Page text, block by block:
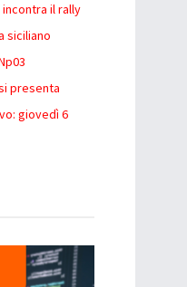
incontra il rally
siciliano
presenta
giovedì 6